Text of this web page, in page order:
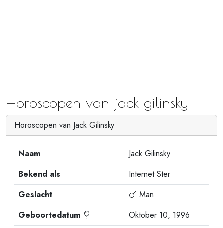
Horoscopen van jack gilinsky
Horoscopen van Jack Gilinsky
Naam
Jack Gilinsky
Bekend als
Internet Ster
Geslacht
Man
Geboortedatum
Oktober 10, 1996